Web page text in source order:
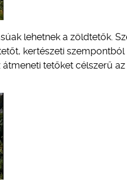
lehetnek a zöldtetők.
kertészeti
tetőket célszerű